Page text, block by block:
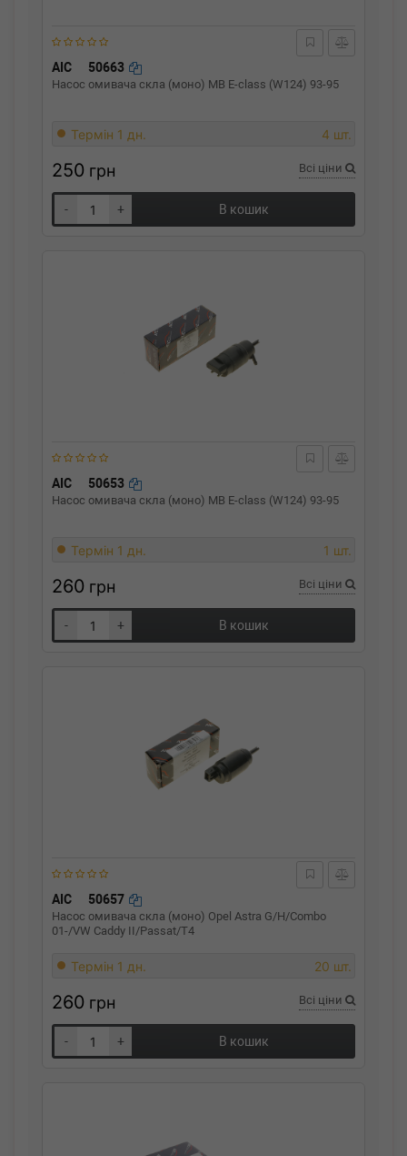
AIC 50663
Насос омивача скла (моно) MB E-class (W124) 93-95
Термін 1 дн. 4 шт.
250 грн Всі ціни
- + В кошик
AIC 50653
Насос омивача скла (моно) MB E-class (W124) 93-95
Термін 1 дн. 1 шт.
260 грн Всі ціни
- + В кошик
AIC 50657
Насос омивача скла (моно) Opel Astra G/H/Combo
01-/VW Caddy II/Passat/T4
Термін 1 дн. 20 шт.
260 грн Всі ціни
- + В кошик